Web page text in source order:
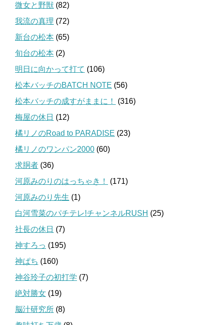
微女と野獣 (82)
我流の真理 (72)
新台の松本 (65)
旬台の松本 (2)
明日に向かって打て (106)
松本バッチのBATCH NOTE (56)
松本バッチの成すがままに！
(316)
梅屋の休日 (12)
橘リノのRoad to PARADISE (23)
橘リノのワンパン2000 (60)
求胴者 (36)
河原みのりのはっちゃき！
(171)
河原みのり先生 (1)
白河雪菜のパチテレ!チャンネルRUSH (25)
社長の休日 (7)
神すろっ (195)
神ぱち (160)
神谷玲子の初打学 (7)
絶対勝女 (19)
脳汁研究所 (8)